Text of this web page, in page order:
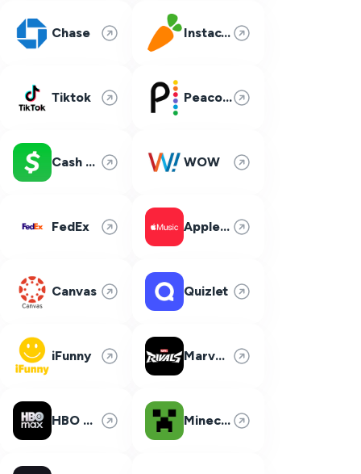
Chase Instacart
Tiktok Peacock
Cash App WOW
FedEx Apple Music
Canvas Quizlet
iFunny Marvel Rivals
HBO Max Minecraft